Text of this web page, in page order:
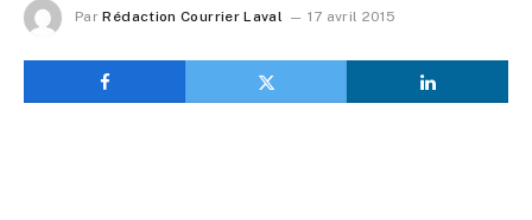
Par Rédaction Courrier Laval 17 avril 2015